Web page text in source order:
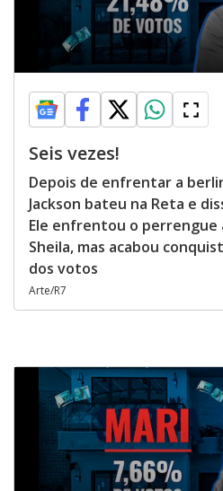
Seis vezes!
Depois de enfrentar a
Jackson bateu na Reta e
Ele enfrentou o perrengue
Sheila, mas acabou
dos votos
Arte/R7